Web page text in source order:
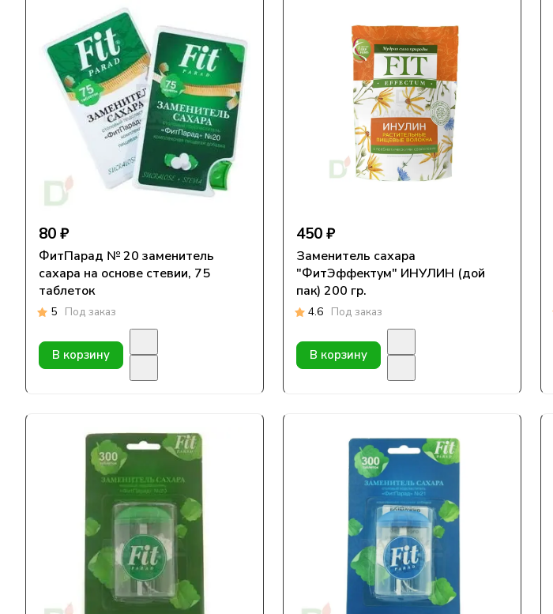
80 ₽
ФитПарад № 20 заменитель
сахара на основе стевии, 75
таблеток
5 Под заказ
В корзину
450 ₽
Заменитель сахара
"ФитЭффектум" ИНУЛИН (дой
пак) 200 гр.
4.6 Под заказ
В корзину